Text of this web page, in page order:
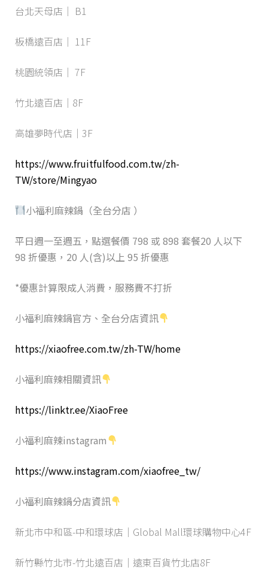
台北天母店｜ B1
板橋遠百店｜ 11F
桃園統領店｜ 7F
竹北遠百店｜8F
高雄夢時代店｜3F
https://www.fruitfulfood.com.tw/zh-
TW/store/Mingyao
小福利麻辣鍋（全台分店 ）
平日週一至週五，點選餐價 798 或 898 套餐20 人以下
98 折優惠，20 人(含)以上 95 折優惠
*優惠計算限成人消費，服務費不打折
小福利麻辣鍋官方、全台分店資訊
https://xiaofree.com.tw/zh-TW/home
小福利麻辣相關資訊
https://linktr.ee/XiaoFree
小福利麻辣instagram
https://www.instagram.com/xiaofree_tw/
小福利麻辣鍋分店資訊
新北市中和區-中和環球店｜Global Mall環球購物中心4F
新竹縣竹北市-竹北遠百店｜遠東百貨竹北店8F